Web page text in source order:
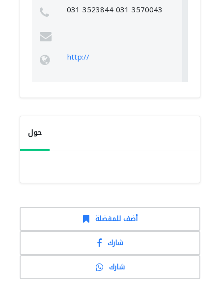
031 3523844 031 3570043
http://
حول
أضف للمفضلة
شارك
شارك